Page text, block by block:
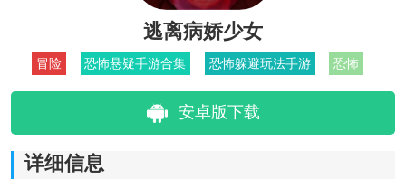
逃离病娇少女
冒险 恐怖悬疑手游合集 恐怖躲避玩法手游 恐怖
安卓版下载
详细信息